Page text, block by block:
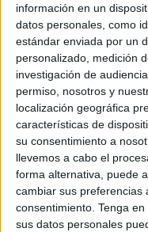
información en un
datos personales, como
estándar enviada por un
personalizado, medición
investigación de
permiso, nosotros y
localización geográfica
características de
su consentimiento a
llevemos a cabo el
forma alternativa, puede
cambiar sus preferencias
consentimiento. Tenga
sus datos personales